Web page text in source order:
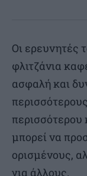
Οι ερευνητές
φλιτζάνια
ασφαλή και
μπορεί να
ορισμένους,
για άλλους.